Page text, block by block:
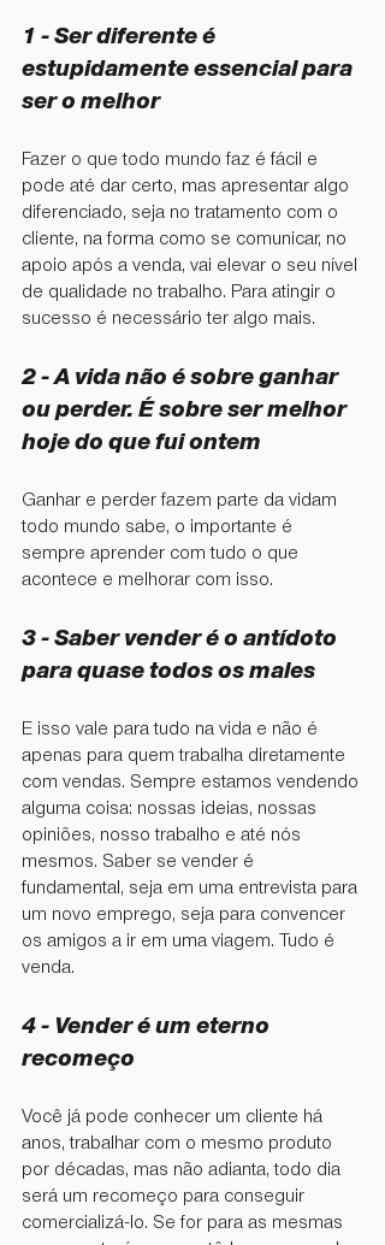
1 - Ser diferente é
estupidamente essencial para
ser o melhor
Fazer o que todo mundo faz é fácil e
pode até dar certo, mas apresentar algo
diferenciado, seja no tratamento com o
cliente, na forma como se comunicar, no
apoio após a venda, vai elevar o seu nível
de qualidade no trabalho. Para atingir o
sucesso é necessário ter algo mais.
2 - ⁠A vida não é sobre ganhar
ou perder. É sobre ser melhor
hoje do que fui ontem
Ganhar e perder fazem parte da vidam
todo mundo sabe, o importante é
sempre aprender com tudo o que
acontece e melhorar com isso.
3 - Saber vender é o antídoto
para quase todos os males
E isso vale para tudo na vida e não é
apenas para quem trabalha diretamente
com vendas. Sempre estamos vendendo
alguma coisa: nossas ideias, nossas
opiniões, nosso trabalho e até nós
mesmos. Saber se vender é
fundamental, seja em uma entrevista para
um novo emprego, seja para convencer
os amigos a ir em uma viagem. Tudo é
venda.
4 - ⁠Vender é um eterno
recomeço
Você já pode conhecer um cliente há
anos, trabalhar com o mesmo produto
por décadas, mas não adianta, todo dia
será um recomeço para conseguir
comercializá-lo. Se for para as mesmas